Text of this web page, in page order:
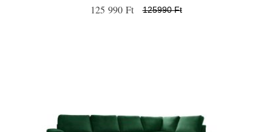
125 990 Ft 125990 Ft